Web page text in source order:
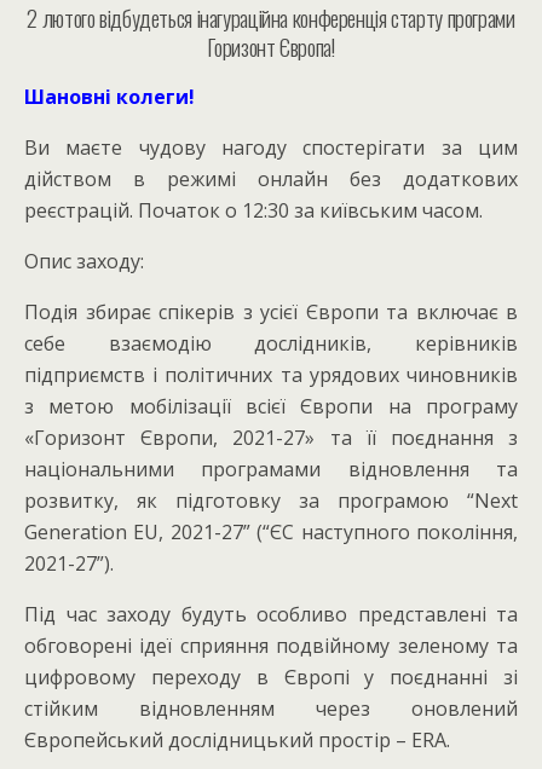
2 лютого відбудеться інагураційна конференція старту програми
Горизонт Європа!
Шановні колеги!
Ви маєте чудову нагоду спостерігати за цим
дійством в режимі онлайн без додаткових
реєстрацій. Початок о 12:30 за київським часом.
Опиc заходу:
Подія збирає спікерів з усієї Європи та включає в
себе взаємодію дослідників, керівників
підприємств і політичних та урядових чиновників
з метою мобілізації всієї Європи на програму
«Горизонт Європи, 2021-27» та її поєднання з
національними програмами відновлення та
розвитку, як підготовку за програмою “Next
Generation EU, 2021-27” (“ЄС наступного покоління,
2021-27”).
Під час заходу будуть особливо представлені та
обговорені ідеї сприяння подвійному зеленому та
цифровому переходу в Європі у поєднанні зі
стійким відновленням через оновлений
Європейський дослідницький простір – ERA.